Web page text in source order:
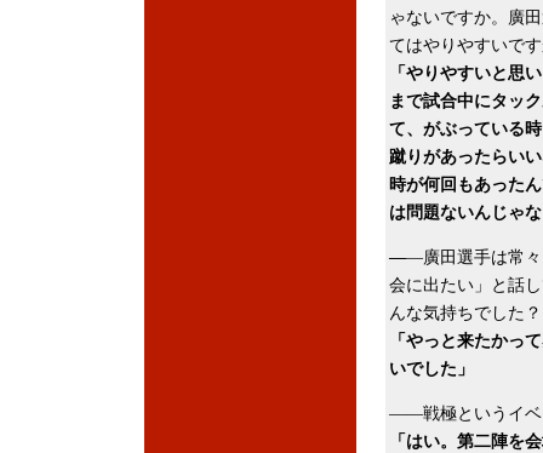
ゃないですか。廣
てはやりやすいで
「やりやすいと思
まで試合中にタッ
て、がぶっている
蹴りがあったらい
時が何回もあった
は問題ないんじゃ
――廣田選手は常
会に出たい」と話
んな気持ちでした？
「やっと来たかっ
いでした」
――戦極というイベ
「はい。第二陣を